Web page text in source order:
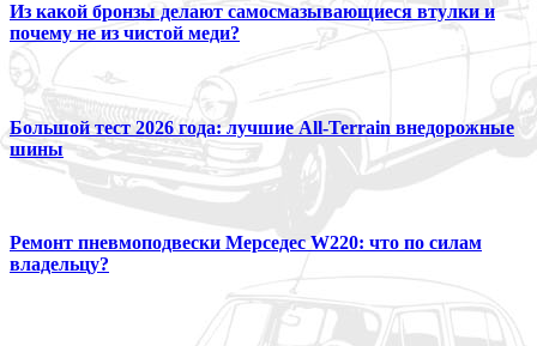
Из какой бронзы делают самосмазывающиеся втулки и
почему не из чистой меди?
Большой тест 2026 года: лучшие All-Terrain внедорожные
шины
Ремонт пневмоподвески Мерседес W220: что по силам
владельцу?